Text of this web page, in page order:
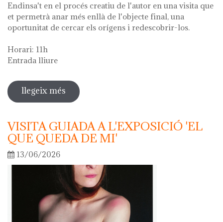
Endinsa't en el procés creatiu de l'autor en una visita que
et permetrà anar més enllà de l'objecte final, una
oportunitat de cercar els orígens i redescobrir-los.
Horari: 11h
Entrada lliure
llegeix més sobre visita guiada a l'exposició 'anar
a la font'
VISITA GUIADA A L'EXPOSICIÓ 'EL
QUE QUEDA DE MI'
13/06/2026